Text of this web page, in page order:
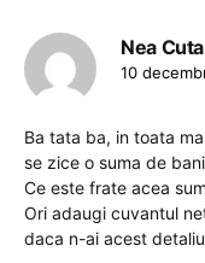
Nea
10
Ba tata ba, in toata
se zice o suma de
Ce este frate acea
Ori adaugi cuvantul
daca n-ai acest